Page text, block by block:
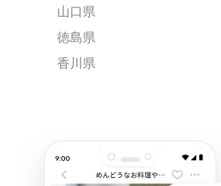
山口県
徳島県
香川県